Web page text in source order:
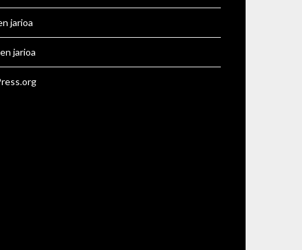
jarioa
jarioa